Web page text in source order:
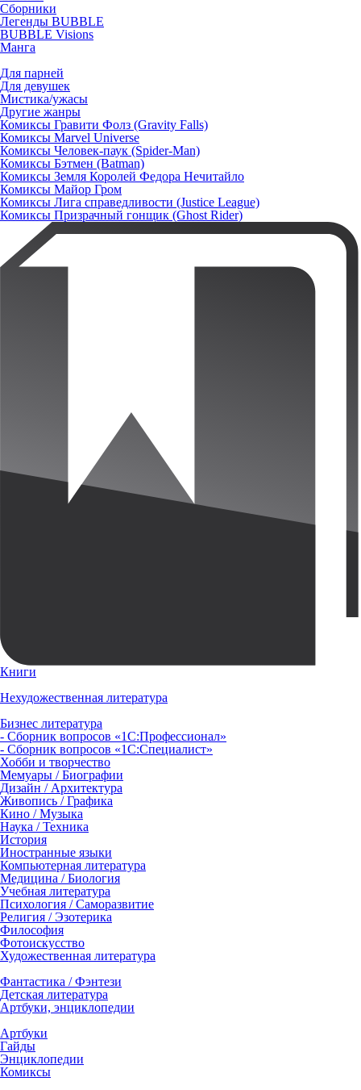
Сборники
Легенды BUBBLE
BUBBLE Visions
Манга
Для парней
Для девушек
Мистика/ужасы
Другие жанры
Комиксы Гравити Фолз (Gravity Falls)
Комиксы Marvel Universe
Комиксы Человек-паук (Spider-Man)
Комиксы Бэтмен (Batman)
Комиксы Земля Королей Федора Нечитайло
Комиксы Майор Гром
Комиксы Лига справедливости (Justice League)
Комиксы Призрачный гонщик (Ghost Rider)
Книги
Нехудожественная литература
Бизнес литература
- Сборник вопросов «1С:Профессионал»
- Сборник вопросов «1С:Специалист»
Хобби и творчество
Мемуары / Биографии
Дизайн / Архитектура
Живопись / Графика
Кино / Музыка
Наука / Техника
История
Иностранные языки
Компьютерная литература
Медицина / Биология
Учебная литература
Психология / Саморазвитие
Религия / Эзотерика
Философия
Фотоискусство
Художественная литература
Фантастика / Фэнтези
Детская литература
Артбуки, энциклопедии
Артбуки
Гайды
Энциклопедии
Комиксы